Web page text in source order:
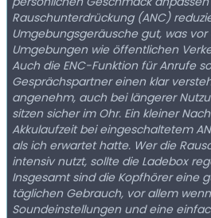
Rauschunterdrückung (ANC)
Umgebungsgeräusche gut, was
Umgebungen wie öffentlichen
Auch die ENC-Funktion für Anrufe
Gesprächspartner einen klar
angenehm, auch bei längerer
sitzen sicher im Ohr. Ein kleiner Nachteil ist, dass die
Akkulaufzeit bei eingeschaltetem
als ich erwartet hatte. Wer die
intensiv nutzt, sollte die Ladebox
Insgesamt sind die Kopfhörer eine
täglichen Gebrauch, vor allem
Soundeinstellungen und eine